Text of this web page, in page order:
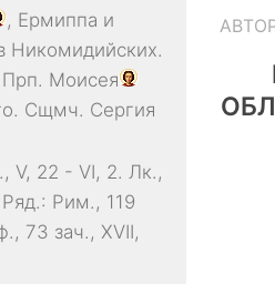
, Ермиппа и
Никомидийских.
Моисея
Сщмч. Сергия
V, 22 - VI, 2. Лк.,
Рим., 119
73 зач., XVII,